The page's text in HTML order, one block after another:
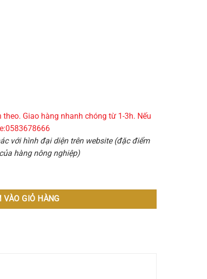
Giao hàng nhanh chóng từ 1-3h. Nếu
với hình đại diện trên website (đặc điểm
hàng nông nghiệp)
VÀO GIỎ HÀNG